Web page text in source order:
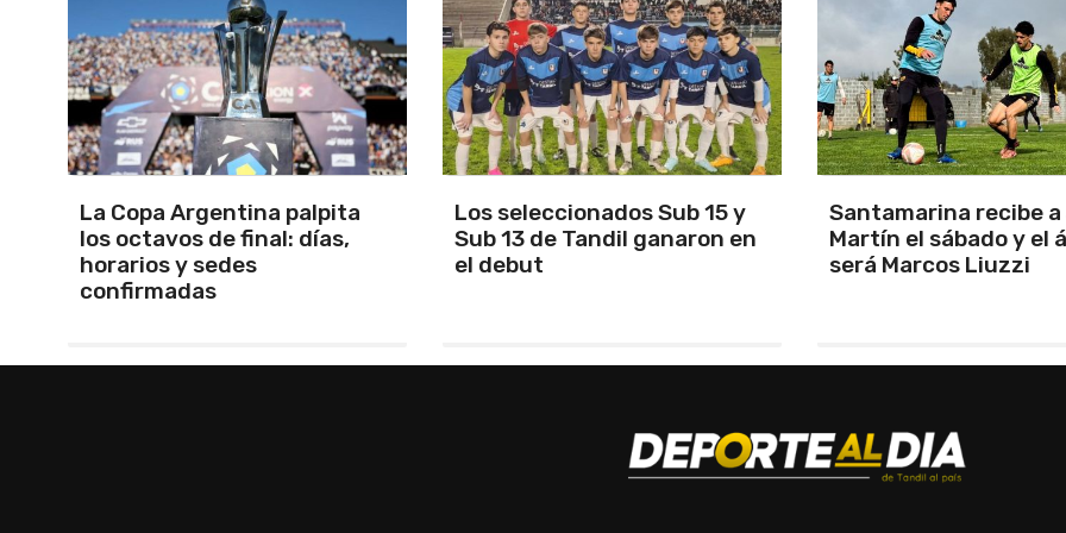
Los seleccionados Sub 15 y
Sub 13 de Tandil ganaron en
el debut
Santamarina recibe a San
Martín el sábado y el árbitro
será Marcos Liuzzi
Los Pumas se
enfrentar a Sudáfrica